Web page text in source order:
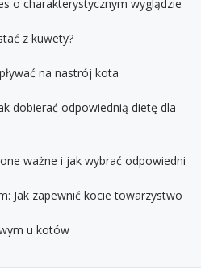
o charakterystycznym wyglądzie
z kuwety?
na nastrój kota
dobierać odpowiednią dietę dla
ważne i jak wybrać odpowiedni
Jak zapewnić kocie towarzystwo
u kotów